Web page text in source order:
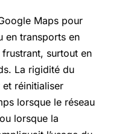
Maps pour
en transports en
surtout en
La rigidité du
réinitialiser
lorsque le réseau
lorsque la